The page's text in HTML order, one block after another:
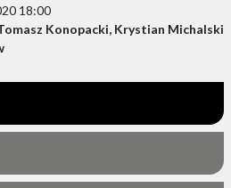
18:00
Konopacki, Krystian Michalski